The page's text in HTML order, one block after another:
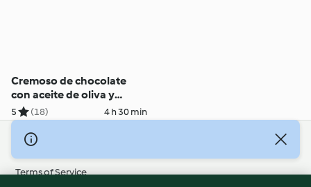
Cremoso de chocolate
con aceite de oliva y
escamas de sal
5 (18) 4 h 30 min
© Copyright 2026
Terms of Service